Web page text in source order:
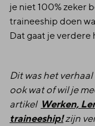
je niet 100% zeker
traineeship doen
Dat gaat je verdere
Dit was het
ook wat of wil je
artikel Werken,
traineeship!zijn